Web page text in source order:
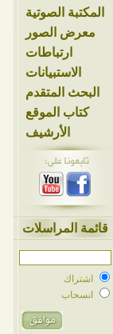
المكتبة الصوتية
معرض الصور
ارتباطات
الاستبيانات
البحث المتقدم
كتاب الموقع
الأرشيف
قائمة المراسلات
اشتراك
انسحاب